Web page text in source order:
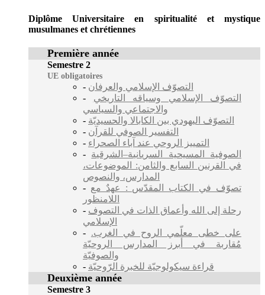
Diplôme Universitaire en spiritualité et mystique
musulmanes et chrétiennes
Première année
Semestre 2
UE obligatoires
- التصوّف الإسلامي والعرفان
- التصوّف الإسلامي وسياقه التاريخي
والاجتماعي والسياسي
- التصوّف اليهودي بين الكابالا والحسيديّة
- التفسير الصوفي للقرآن
- التمييز الروحي عند آباء الصحراء
- الصوفية المسيحية السريانية–الشرقية
في القرنين السابع والثامن: الموضوعات،
المدارس، والنصوص
- تصوّف في الكتاب المقدّس : عهدٌ مع
اللامنظور
- رحلة إلى الله وأعماق الذات في التصوف
الإسلامي
- على خطى معلّمي الروح في الغرب.
مُقاربة في أبرز المدارس الروحيّة
والصوفيّة
- قراءة سيكولوجيّة للخبرة الرّوحيّة
Deuxième année
Semestre 3